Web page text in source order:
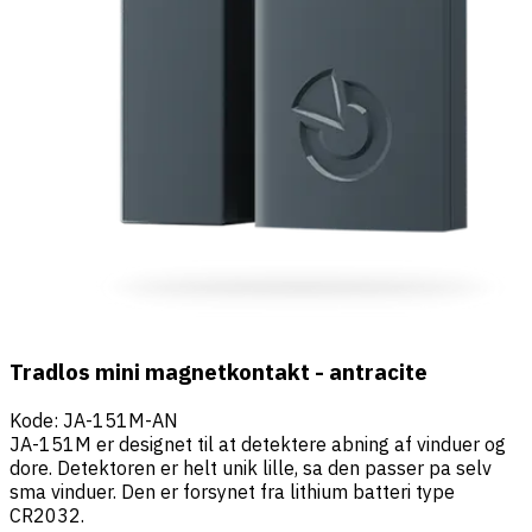
Tradlos mini magnetkontakt - antracite
Kode: JA-151M-AN
JA-151M er designet til at detektere abning af vinduer og
dore. Detektoren er helt unik lille, sa den passer pa selv
sma vinduer. Den er forsynet fra lithium batteri type
CR2032.